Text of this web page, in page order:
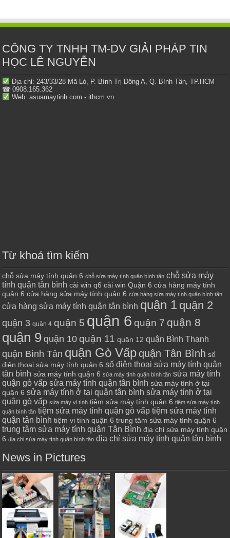
CÔNG TY TNHH TM-DV GIẢI PHÁP TIN
HỌC LÊ NGUYỄN
Địa chỉ: 243/33/28 Mã Lò, P. Bình Trị Đông A, Q. Bình Tân, TP.HCM
☎ 0908.165.362
Web: asuamaytinh.com - ithcm.vn
Từ khoá tìm kiếm
chỗ sửa máy tính quận 6 chỗ sửa máy tính quận bình tân chỗ sửa máy
tính quận tân bình cài win q6 cài win Quận 6 cửa hàng máy tính
quận 6 cửa hàng sửa máy tính quận 6 cửa hàng sửa máy tính quận bình tân
cửa hàng sửa máy tính quận tân bình quận 1 quận 2
quận 3 quận 4 quận 5 quận 6 quận 7 quận 8
quận 9 quận 10 quận 11 quận 12 quận Bình Thạnh
quận Bình Tân quận Gò Vấp quận Tân Bình số
điện thoại sửa máy tính quận 6 số điện thoại sửa máy tính quận
tân bình sửa máy tính quận 6 sửa máy tính quận bình tân sửa máy tính
quận gò vấp sửa máy tính quận tân bình sửa máy tính ở tại
quận 6 sửa máy tính ở tại quận tân bình sửa máy tính ở tại
quận gò vấp sửa máy vi tính tiệm sửa máy tính quận 6 tiệm sửa máy tính
quận bình tân tiệm sửa máy tính quận gò vấp tiệm sửa máy tính
quận tân bình tiệm vi tính quận 6 trung tâm sửa máy tính quận 6
trung tâm sửa máy tính quận Tân Bình địa chỉ sửa máy tính quận
6 địa chỉ sửa máy tính quận bình tân địa chỉ sửa máy tính quận tân bình
News in Pictures